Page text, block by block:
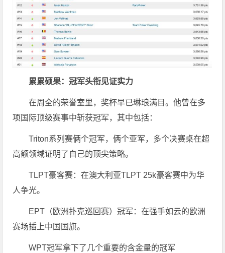
累累硕果：冠军头衔见证实力
在周全的荣誉室里，奖杯早已琳琅满目。他曾在多
项国际顶级赛事中斩获冠军，其中包括：
Triton系列赛俩个冠军，俩个亚军，多个决赛桌在超
高额领域证明了自己的顶尖策略。
TLPT豪客赛：在澳大利亚TLPT 25k豪客赛中为华
人争光。
EPT（欧洲扑克巡回赛）冠军：在强手如云的欧洲
赛场插上中国国旗。
WPT冠军拿下了几个重要的含金量的冠军